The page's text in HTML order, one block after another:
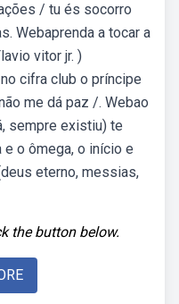
/ tu és socorro
Webaprenda a tocar a
vitor jr. )
cifra club o príncipe
me dá paz /. Webao
sempre existiu) te
e o ômega, o início e
eterno, messias,
the button below.